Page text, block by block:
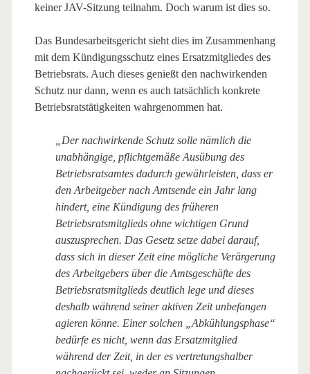
keiner JAV-Sitzung teilnahm. Doch warum ist dies so.
Das Bundesarbeitsgericht sieht dies im Zusammenhang
mit dem Kündigungsschutz eines Ersatzmitgliedes des
Betriebsrats. Auch dieses genießt den nachwirkenden
Schutz nur dann, wenn es auch tatsächlich konkrete
Betriebsratstätigkeiten wahrgenommen hat.
„Der nachwirkende Schutz solle nämlich die
unabhängige, pflichtgemäße Ausübung des
Betriebsratsamtes dadurch gewährleisten, dass er
den Arbeitgeber nach Amtsende ein Jahr lang
hindert, eine Kündigung des früheren
Betriebsratsmitglieds ohne wichtigen Grund
auszusprechen. Das Gesetz setze dabei darauf,
dass sich in dieser Zeit eine mögliche Verärgerung
des Arbeitgebers über die Amtsgeschäfte des
Betriebsratsmitglieds deutlich lege und dieses
deshalb während seiner aktiven Zeit unbefangen
agieren könne. Einer solchen „Abkühlungsphase“
bedürfe es nicht, wenn das Ersatzmitglied
während der Zeit, in der es vertretungshalber